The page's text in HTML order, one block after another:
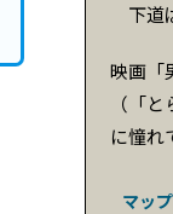
下道
映画「
（「
に憧れ
マッ